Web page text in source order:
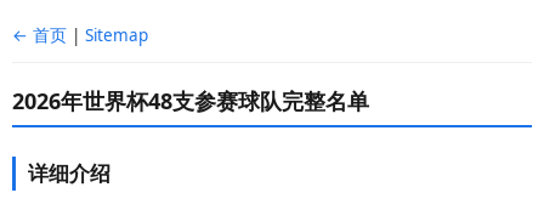
← 首页 | Sitemap
2026年世界杯48支参赛球队完整名单
详细介绍